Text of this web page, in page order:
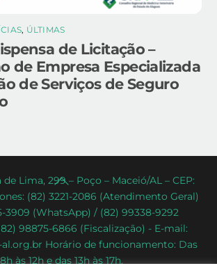
, ÚLTIMAS
de Licitação –
de Empresa Especializada
de Serviços de Seguro
Back
To
Top
de Lima, 299 – Poço – Maceió/AL – CEP:
(82) 3221-2086 (Atendimento Geral)
3909 (WhatsApp) / (82) 99338-9292
98875-6866 (Fiscalização) - E-mail:
Horário de funcionamento: Das
8h às 12h e das 13h às 17h.